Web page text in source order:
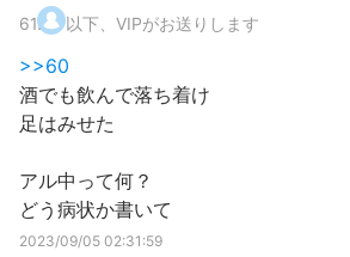
61. 以下、VIPがお送りします
>>60
酒でも飲んで落ち着け
足はみせた
アル中って何？
どう病状か書いて
2023/09/05 02:31:59